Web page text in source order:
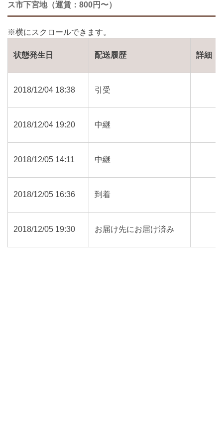
ス市下宮地（運賃：800円〜）
状態発生日 配送履歴 詳細
2018/12/04 18:38 引受
2018/12/04 19:20 中継
2018/12/05 14:11 中継
2018/12/05 16:36 到着
2018/12/05 19:30 お届け先にお届け済み